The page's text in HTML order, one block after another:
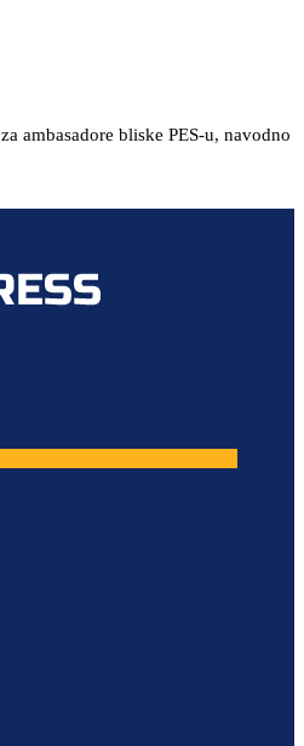
ambasadore bliske PES-u, navodno